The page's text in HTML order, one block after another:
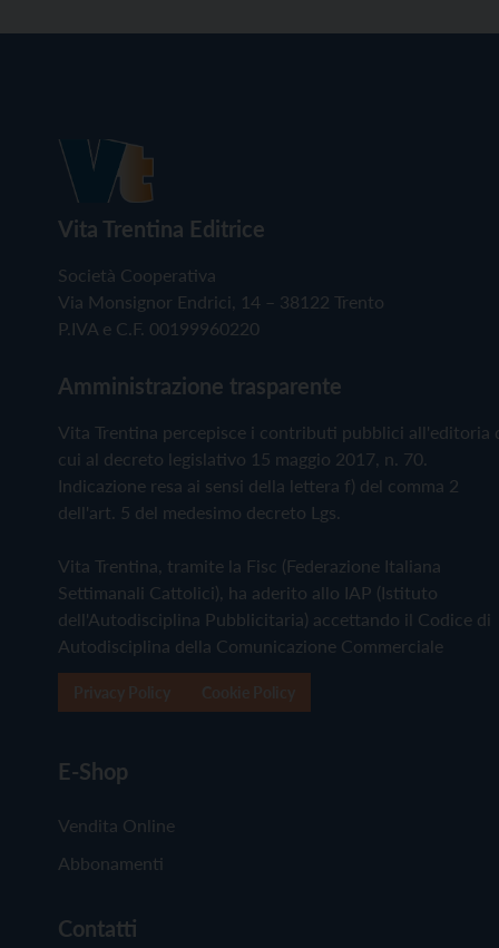
Vita Trentina Editrice
Società Cooperativa
Via Monsignor Endrici, 14 – 38122 Trento
P.IVA e C.F. 00199960220
Amministrazione trasparente
Vita Trentina percepisce i contributi pubblici all'editoria
cui al decreto legislativo 15 maggio 2017, n. 70.
Indicazione resa ai sensi della lettera f) del comma 2
dell'art. 5 del medesimo decreto Lgs.
Vita Trentina, tramite la Fisc (Federazione Italiana
Settimanali Cattolici), ha aderito allo IAP (Istituto
dell'Autodisciplina Pubblicitaria) accettando il Codice di
Autodisciplina della Comunicazione Commerciale
E-Shop
Vendita Online
Abbonamenti
Contatti